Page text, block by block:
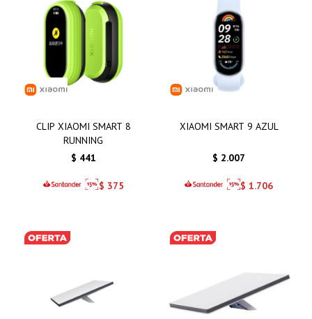
CLIP XIAOMI SMART 8
RUNNING
$ 441
$ 375
XIAOMI SMART 9 AZUL
$ 2.007
$ 1.706